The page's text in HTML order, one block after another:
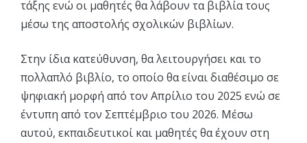
τάξης ενώ οι μαθητές θα λάβουν τα βιβλία τους
μέσω της αποστολής σχολικών βιβλίων.
Στην ίδια κατεύθυνση, θα λειτουργήσει και το
πολλαπλό βιβλίο, το οποίο θα είναι διαθέσιμο σε
ψηφιακή μορφή από τον Απρίλιο του 2025 ενώ σε
έντυπη από τον Σεπτέμβριο του 2026. Μέσω
αυτού, εκπαιδευτικοί και μαθητές θα έχουν στη